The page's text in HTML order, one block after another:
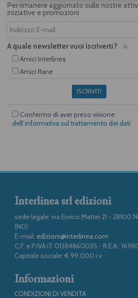
Per rimanere aggiornato sulle nostre
iniziative e promozioni
A quale newsletter vuoi iscriverti?
Amici Interlinea
Amici Rane
ISCRIVITI
Confermo di aver preso visione
dell’informativa sul trattamento dei dati
Interlinea srl edizioni
sede legale: via Enrico Mattei 21 - 28100
(NO)
E-mail: edizioni@interlinea.com
C.F. e P.IVA IT 01384860035 - R.E.A.:
Capitale sociale: € 99.000 i.v
Informazioni
CONDIZIONI DI VENDITA